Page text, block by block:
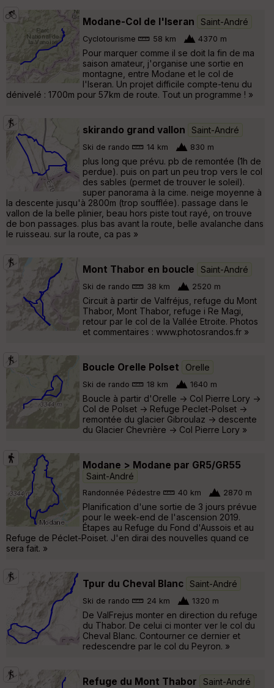
Modane-Col de l'Iseran Saint-André
Cyclotourisme 58 km 4370 m
Pour marquer comme il se doit la fin de ma
saison amateur, j'organise une sortie en
montagne, entre Modane et le col de
l'Iseran. Un projet difficile compte-tenu du
dénivelé : 1700m pour 57km de route. Tout un programme ! »
skirando grand vallon Saint-André
Ski de rando 14 km 830 m
plus long que prévu. pb de remontée (1h de
perdue). puis on part un peu trop vers le col
des sables (permet de trouver le soleil).
super panorama à la cime. neige moyenne à
la descente jusqu'à 2800m (trop soufflée). passage dans le
vallon de la belle plinier, beau hors piste tout rayé, on trouve
de bon passages. plus bas avant la route, belle avalanche dans
le ruisseau. sur la route, ca pas »
Mont Thabor en boucle Saint-André
Ski de rando 38 km 2520 m
Circuit à partir de Valfréjus, refuge du Mont
Thabor, Mont Thabor, refuge i Re Magi,
retour par le col de la Vallée Etroite. Photos
et commentaires : www.photosrandos.fr »
Boucle Orelle Polset Orelle
Ski de rando 18 km 1640 m
Boucle à partir d'Orelle -> Col Pierre Lory ->
Col de Polset -> Refuge Peclet-Polset ->
remontée du glacier Gibroulaz -> descente
du Glacier Chevrière -> Col Pierre Lory »
Modane > Modane par GR5/GR55
Saint-André
Randonnée Pédestre 40 km 2870 m
Planification d'une sortie de 3 jours prévue
pour le week-end de l'ascension 2019.
Étapes au Refuge du Fond d'Aussois et au
Refuge de Péclet-Poiset. J'en dirai des nouvelles quand ce
sera fait. »
Tpur du Cheval Blanc Saint-André
Ski de rando 24 km 1320 m
De ValFrejus monter en direction du refuge
du Thabor. De celui ci monter ver le col du
Cheval Blanc. Contourner ce dernier et
redescendre par le col du Peyron. »
Refuge du Mont Thabor Saint-André